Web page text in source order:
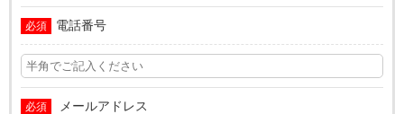
必須 電話番号
必須 メールアドレス